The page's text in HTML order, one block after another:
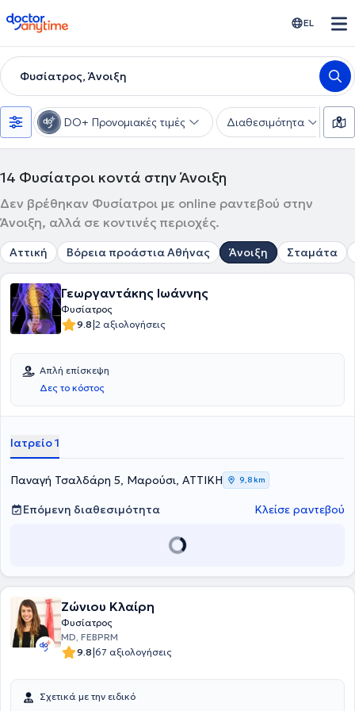
doctoranytime EL
Φυσίατρος, Άνοιξη
DO+ Προνομιακές τιμές Διαθεσιμότητα
14 Φυσίατροι κοντά στην Άνοιξη
Δεν βρέθηκαν Φυσίατροι με online ραντεβού στην
Άνοιξη, αλλά σε κοντινές περιοχές.
Αττική Βόρεια προάστια Αθήνας Άνοιξη Σταμάτα
Γεωργαντάκης Ιωάννης
Φυσίατρος
9.8|2 αξιολογήσεις
Απλή επίσκεψη
Δες το κόστος
Ιατρείο 1
Παναγή Τσαλδάρη 5, Μαρούσι, ΑΤΤΙΚΗ 9,8 km
Επόμενη διαθεσιμότητα Κλείσε ραντεβού
Ζώνιου Κλαίρη
Φυσίατρος
MD, FEBPRM
9.8|67 αξιολογήσεις
Σχετικά με την ειδικό